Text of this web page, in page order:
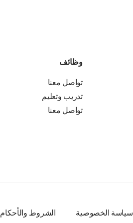
وظائف
تواصل معنا
تدريب وتعليم
تواصل معنا
سياسة الخصوصية الشروط والأحكام